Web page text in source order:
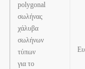
polygonal
σωλήνας
χάλυβα
σωλήνων
τύπων
για το